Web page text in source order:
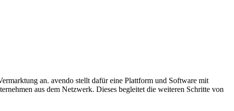
an. avendo stellt dafür eine Plattform und Software mit
aus dem Netzwerk. Dieses begleitet die weiteren Schritte von